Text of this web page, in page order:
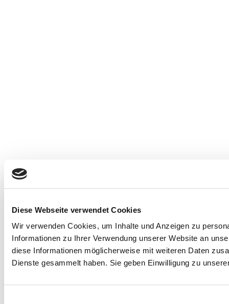
Diese Webseite verwendet Cookies
Wir verwenden Cookies, um Inhalte und Anzeigen zu
Informationen zu Ihrer Verwendung unserer Website an
diese Informationen möglicherweise mit weiteren Daten
Dienste gesammelt haben. Sie geben Einwilligung zu